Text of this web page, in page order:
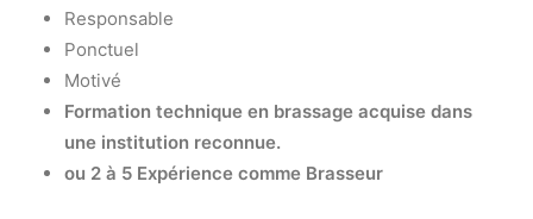
Responsable
Ponctuel
Motivé
Formation technique en brassage acquise dans
une institution reconnue.
ou 2 à 5 Expérience comme Brasseur